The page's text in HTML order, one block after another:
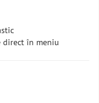
în meniu